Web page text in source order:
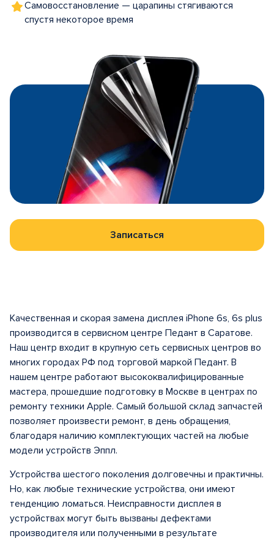
Самовосстановление — царапины стягиваются
спустя некоторое время
Записаться
Качественная и скорая замена дисплея iPhone 6s, 6s plus
производится в сервисном центре Педант в Саратове.
Наш центр входит в крупную сеть сервисных центров во
многих городах РФ под торговой маркой Педант. В
нашем центре работают высококвалифицированные
мастера, прошедшие подготовку в Москве в центрах по
ремонту техники Apple. Самый большой склад запчастей
позволяет произвести ремонт, в день обращения,
благодаря наличию комплектующих частей на любые
модели устройств Эппл.
Устройства шестого поколения долговечны и практичны.
Но, как любые технические устройства, они имеют
тенденцию ломаться. Неисправности дисплея в
устройствах могут быть вызваны дефектами
производителя или полученными в результате